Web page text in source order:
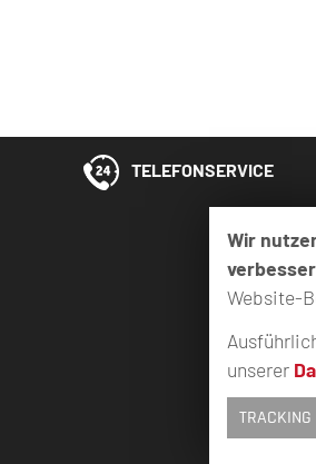
TELEFONSERVICE
Wir
Website-
unserer